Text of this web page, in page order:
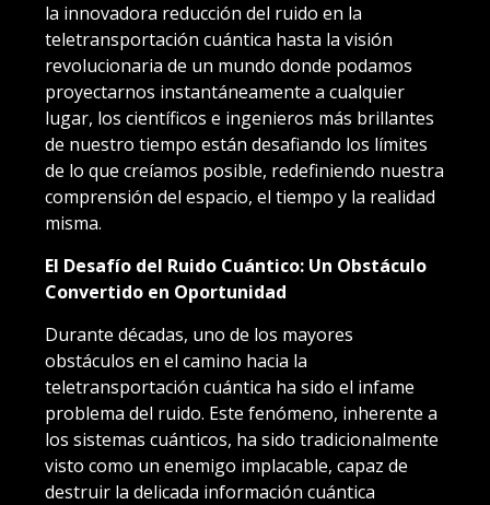
la innovadora reducción del ruido en la
teletransportación cuántica hasta la visión
revolucionaria de un mundo donde podamos
proyectarnos instantáneamente a cualquier
lugar, los científicos e ingenieros más brillantes
de nuestro tiempo están desafiando los límites
de lo que creíamos posible, redefiniendo nuestra
comprensión del espacio, el tiempo y la realidad
misma.
El Desafío del Ruido Cuántico: Un Obstáculo
Convertido en Oportunidad
Durante décadas, uno de los mayores
obstáculos en el camino hacia la
teletransportación cuántica ha sido el infame
problema del ruido. Este fenómeno, inherente a
los sistemas cuánticos, ha sido tradicionalmente
visto como un enemigo implacable, capaz de
destruir la delicada información cuántica